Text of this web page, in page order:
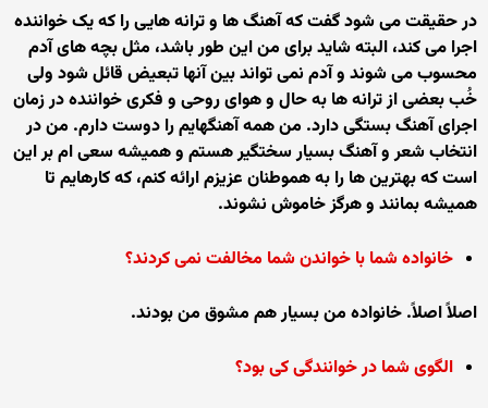
در حقيقت می شود گفت که آهنگ ها و ترانه هايی را که يک خواننده
اجرا می کند، البته شايد برای من اين طور باشد، مثل بچه های آدم
محسوب می شوند و آدم نمی تواند بين آنها تبعيض قائل شود ولی
خُب بعضی از ترانه ها به حال و هوای روحی و فکری خواننده در زمان
اجرای آهنگ بستگی دارد. من همه آهنگهايم را دوست دارم. من در
انتخاب شعر و آهنگ بسيار سختگير هستم و هميشه سعی ام بر اين
است که بهترين ها را به هموطنان عزيزم ارائه کنم، که کارهايم تا
هميشه بمانند و هرگز خاموش نشوند.
خانواده شما با خواندن شما مخالفت نمی کردند؟
اصلاً اصلاً. خانواده من بسيار هم مشوق من بودند.
الگوی شما در خوانندگی کی بود؟